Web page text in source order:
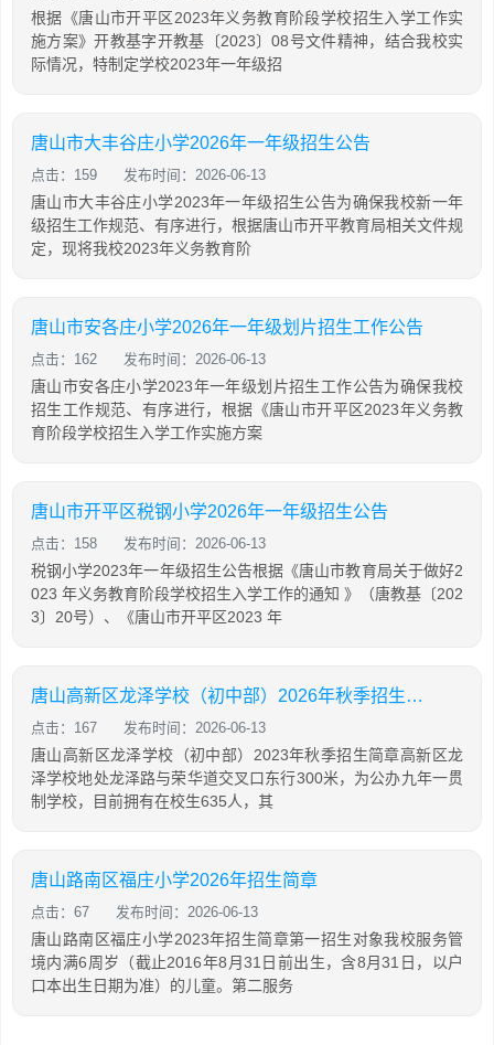
根据《唐山市开平区2023年义务教育阶段学校招生入学工作实
施方案》开教基字开教基〔2023〕08号文件精神，结合我校实
际情况，特制定学校2023年一年级招
唐山市大丰谷庄小学2026年一年级招生公告
点击：159 发布时间：2026-06-13
唐山市大丰谷庄小学2023年一年级招生公告为确保我校新一年
级招生工作规范、有序进行，根据唐山市开平教育局相关文件规
定，现将我校2023年义务教育阶
唐山市安各庄小学2026年一年级划片招生工作公告
点击：162 发布时间：2026-06-13
唐山市安各庄小学2023年一年级划片招生工作公告为确保我校
招生工作规范、有序进行，根据《唐山市开平区2023年义务教
育阶段学校招生入学工作实施方案
唐山市开平区税钢小学2026年一年级招生公告
点击：158 发布时间：2026-06-13
税钢小学2023年一年级招生公告根据《唐山市教育局关于做好2
023 年义务教育阶段学校招生入学工作的通知 》（唐教基〔202
3〕20号）、《唐山市开平区2023 年
唐山高新区龙泽学校（初中部）2026年秋季招生简章
点击：167 发布时间：2026-06-13
唐山高新区龙泽学校（初中部）2023年秋季招生简章高新区龙
泽学校地处龙泽路与荣华道交叉口东行300米，为公办九年一贯
制学校，目前拥有在校生635人，其
唐山路南区福庄小学2026年招生简章
点击：67 发布时间：2026-06-13
唐山路南区福庄小学2023年招生简章第一招生对象我校服务管
境内满6周岁（截止2016年8月31日前出生，含8月31日，以户
口本出生日期为准）的儿童。第二服务